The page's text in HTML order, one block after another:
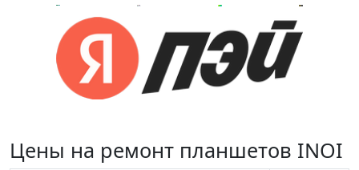
Цены на ремонт планшетов INOI